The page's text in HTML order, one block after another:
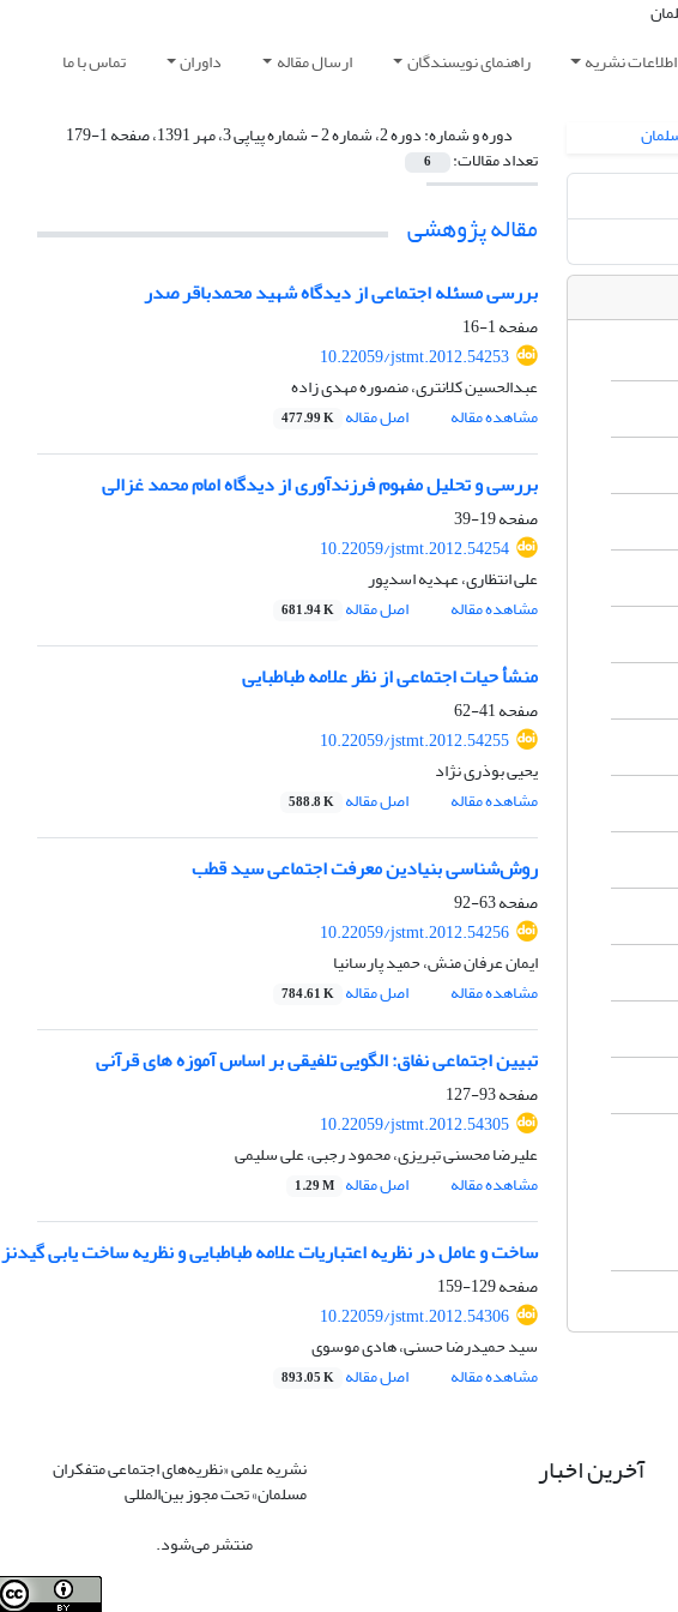
اطلاعات نشریه راهنمای نویسندگان ارسال مقاله داوران تماس با ما
دوره و شماره:دوره 2، شماره 2 - شماره پیاپی 3، مهر 1391، صفحه 1-179
تعداد مقالات: 6
مقاله پژوهشی
بررسی مسئله اجتماعی از دیدگاه شهید محمدباقر صدر
صفحه1-16
10.22059/jstmt.2012.54253
عبدالحسین کلانتری، منصوره مهدی زاده
مشاهده مقاله
اصل مقاله 477.99 K
بررسی و تحلیل مفهوم فرزندآوری از دیدگاه امام محمد غزالی
صفحه19-39
10.22059/jstmt.2012.54254
علی انتظاری، عهدیه اسدپور
مشاهده مقاله
اصل مقاله 681.94 K
منشأ حیات اجتماعی از نظر علامه طباطبایی
صفحه41-62
10.22059/jstmt.2012.54255
یحیی بوذری نژاد
مشاهده مقاله
اصل مقاله 588.8 K
روش‌شناسی بنیادین معرفت اجتماعی سید قطب
صفحه63-92
10.22059/jstmt.2012.54256
ایمان عرفان منش، حمید پارسانیا
مشاهده مقاله
اصل مقاله 784.61 K
تبیین اجتماعی نفاق: الگویی تلفیقی بر اساس آموزه های قرآنی
صفحه93-127
10.22059/jstmt.2012.54305
علیرضا محسنی تبریزی، محمود رجبی، علی سلیمی
مشاهده مقاله
اصل مقاله 1.29 M
ساخت و عامل در نظریه اعتباریات علامه طباطبایی و نظریه ساخت یابی گیدنز
صفحه129-159
10.22059/jstmt.2012.54306
سید حمیدرضا حسنی، هادی موسوی
مشاهده مقاله
اصل مقاله 893.05 K
آخرین اخبار نشریه علمی «نظریه‌های اجتماعی متفکران
مسلمان» تحت مجوز بین‌المللی
منتشر می‌شود.